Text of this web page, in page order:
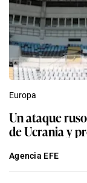
Europa
Un ataque
de Ucrania y
Agencia EFE